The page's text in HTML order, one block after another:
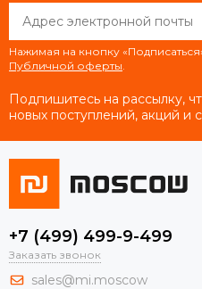
Нажимая на кнопку
Публичной оферты.
Подпишитесь на рассылку,
новых поступлений, акций и
+7 (499) 499-9-499
Заказать звонок
sales@mi.moscow